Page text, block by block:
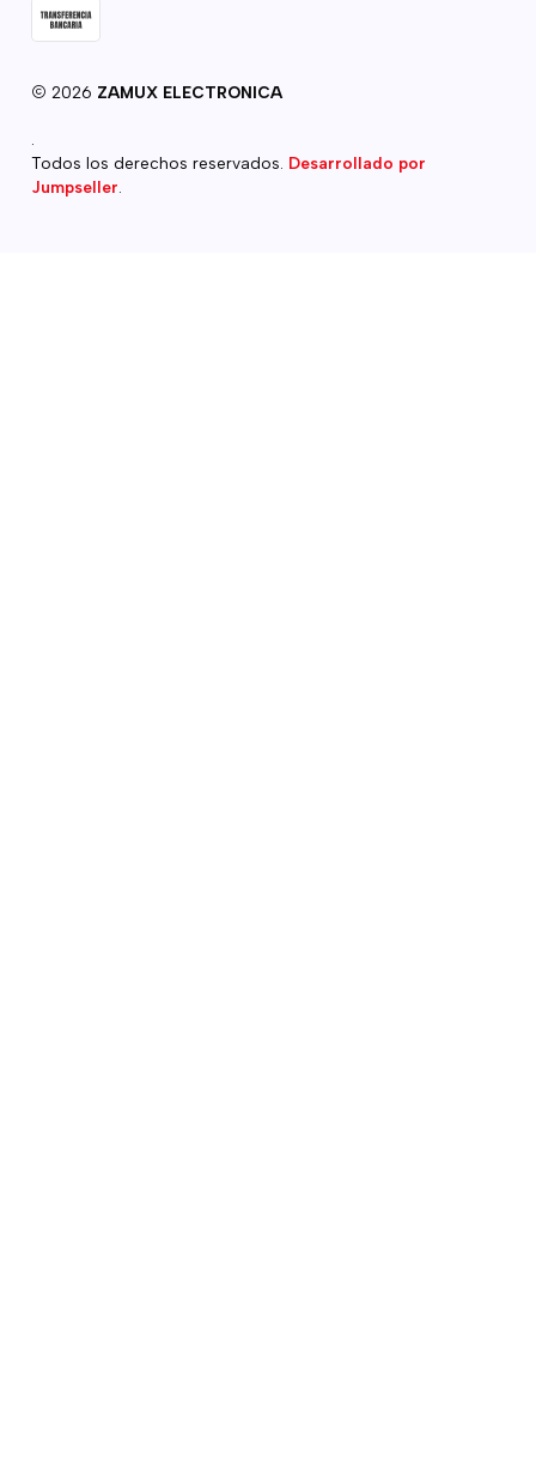
2026 ZAMUX ELECTRONICA
Todos los derechos reservados. Desarrollado por
Jumpseller